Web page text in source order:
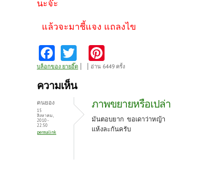
นะจ๊ะ
แล้วจะมาชี้แจง แถลงไข
Fa
ce
b
k
w
itt
nt
es
t
บล็อกของ ยายอิ๊ด อ่าน 6449 ครั้ง
ความเห็น
คนยอง
15
สิงหาคม,
2010 -
22:50
permalink
ภาพขยายหรือเปล่า
มันตอบยาก ขอเดาว่าหญ้า
แห้งละกันครับ